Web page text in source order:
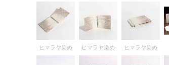
ヒマラヤ染め ヒマラヤ染め ヒマラヤ染め